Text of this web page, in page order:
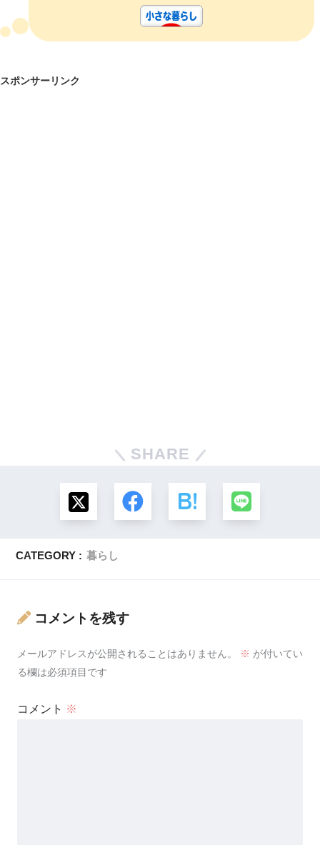
スポンサーリンク
SHARE
CATEGORY : 暮らし
コメントを残す
メールアドレスが公開されることはありません。 ※ が付いてい
る欄は必須項目です
コメント ※